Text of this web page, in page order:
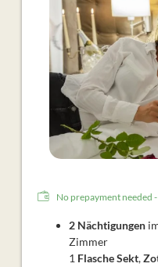
No prepayment needed
2 Nächtigungen
Zimmer
1 Flasche Sekt,